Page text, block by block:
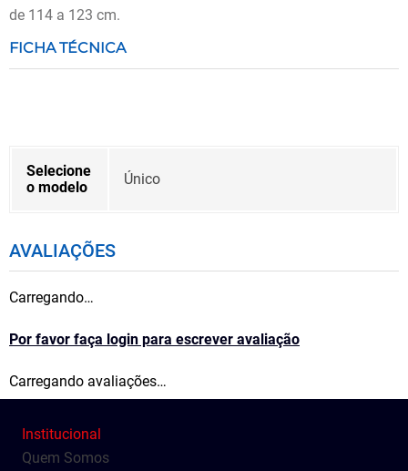
de 114 a 123 cm.
FICHA TÉCNICA
Selecione
o modelo
Único
AVALIAÇÕES
Carregando…
Por favor faça login para escrever avaliação
Carregando avaliações…
Institucional
Quem Somos